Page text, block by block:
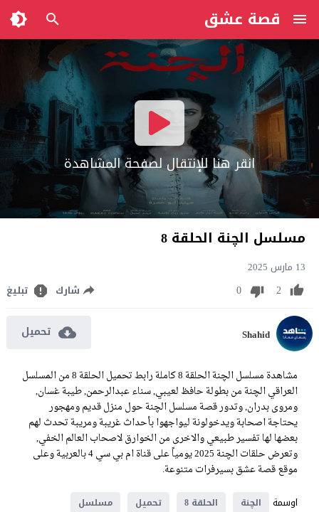
قصة عشق
انقر هنا للإنتقال لصفحة المشاهدة
مسلسل الچنة الحلقة 8
13 مارس 2025
2
0 شارك تبليغ
Shahid تحميل
مشاهدة مسلسل الچنة الحلقة 8 كاملة رابط تحميل الحلقة 8 من المسلسل
العراقي الچنة من بطولة حافظ لعيبي, سناء عبدالرحمن, طيبة غسان,
ومروى بدران, وتدور قصة مسلسل الچنة حول منزل قديم ومهجور
يحتاجة اصحابة ويدخولونة ليواجهوا بأحداث غريبة ومريبة تحدث لهم
بعضها لها تفسير طبيعي والاخرى من الخوارق لاصحاب العالم الخفي,
وتعرض حلقات الچنة 2025 يومياً على قناة ام بي سي 4 بالعربية وعلى
موقع قصة عشق بسيرفرات متنوعة.
اوسمة
الچنة الحلقة 8 تحميل
مسلسل